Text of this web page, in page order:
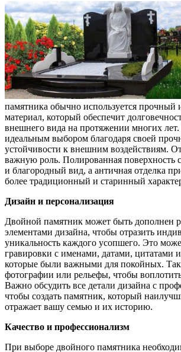
памятника обычно используется прочный
материал, который обеспечит
внешнего вида на протяжении многих лет.
идеальным выбором благодаря своей
устойчивости к внешним воздействиям.
важную роль. Полированная поверхность
и благородный вид, а античная отделка
более традиционный и старинный
Дизайн и персонализация
Двойной памятник может быть дополнен
элементами дизайна, чтобы отразить
уникальность каждого усопшего. Это
гравировки с именами, датами, цитатами
которые были важными для покойных.
фотографии или рельефы, чтобы
Важно обсудить все детали дизайна с
чтобы создать памятник, который
отражает вашу семью и их историю.
Качество и профессионализм
При выборе двойного памятника